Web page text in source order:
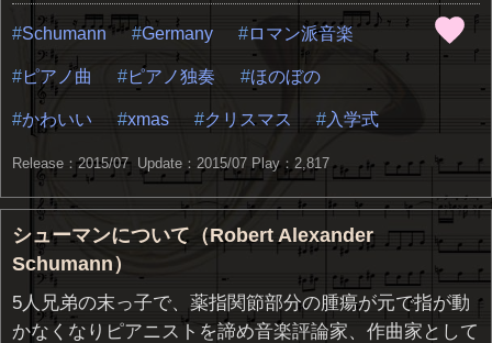
Schumann Germany ロマン派音楽
ピアノ曲 ピアノ独奏 ほのぼの
かわいい xmas クリスマス 入学式
Release：2015/07 Update：2015/07 Play：2,817
シューマンについて（Robert Alexander
Schumann）
5人兄弟の末っ子で、薬指関節部分の腫瘍が元で指が動
かなくなりピアニストを諦め音楽評論家、作曲家として